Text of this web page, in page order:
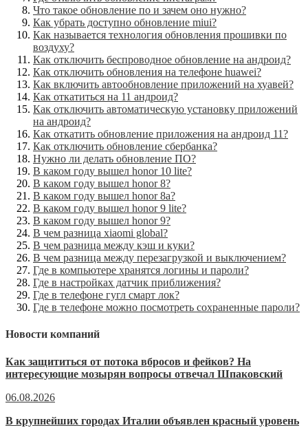
Что такое обновление по и зачем оно нужно?
Как убрать доступно обновление miui?
Как называется технология обновления прошивки по
воздуху?
Как отключить беспроводное обновление на андроид?
Как отключить обновления на телефоне huawei?
Как включить автообновление приложений на хуавей?
Как откатиться на 11 андроид?
Как отключить автоматическую установку приложений
на андроид?
Как откатить обновление приложения на андроид 11?
Как отключить обновление сбербанка?
Нужно ли делать обновление ПО?
В каком году вышел honor 10 lite?
В каком году вышел honor 8?
В каком году вышел honor 8a?
В каком году вышел honor 9 lite?
В каком году вышел honor 9?
В чем разница xiaomi global?
В чем разница между кэш и куки?
В чем разница между перезагрузкой и выключением?
Где в компьютере хранятся логины и пароли?
Где в настройках датчик приближения?
Где в телефоне гугл смарт лок?
Где в телефоне можно посмотреть сохраненные пароли?
Новости компаний
Как защититься от потока вбросов и фейков? На
интересующие мозырян вопросы отвечал Шпаковский
06.08.2026
В крупнейших городах Италии объявлен красный уровень